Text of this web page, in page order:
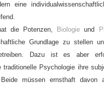
eine
die Potenzen,
Biologieund
Grundlage zu stellen
Dazu ist es aber
traditionelle Psychologie ihre
müssen ernsthaft davon